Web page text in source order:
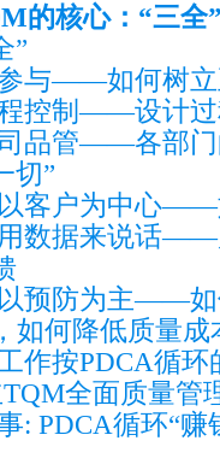
的核心：“三全
”
与——如何树立
控制——设计过
品管——各部门
切”
客户为中心——
数据来说话——
预防为主——如
如何降低质量成
作按PDCA循环
全面质量管
: PDCA循环“赚